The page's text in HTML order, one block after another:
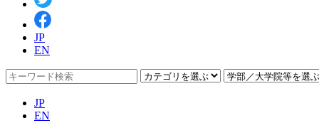
JP
EN
JP
EN